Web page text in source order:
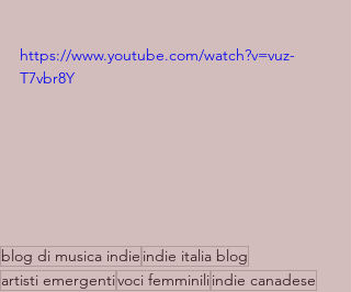
https://www.youtube.com/watch?v=vuz-
T7vbr8Y
blog di musica indie indie italia blog
artisti emergentivoci femminiliindie canadese